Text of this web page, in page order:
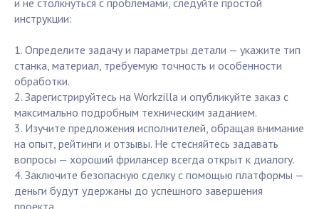
и не столкнуться с проблемами, следуйте простой
инструкции:
1. Определите задачу и параметры детали — укажите тип
станка, материал, требуемую точность и особенности
обработки.
2. Зарегистрируйтесь на Workzilla и опубликуйте заказ с
максимально подробным техническим заданием.
3. Изучите предложения исполнителей, обращая внимание
на опыт, рейтинги и отзывы. Не стесняйтесь задавать
вопросы — хороший фрилансер всегда открыт к диалогу.
4. Заключите безопасную сделку с помощью платформы —
деньги будут удержаны до успешного завершения